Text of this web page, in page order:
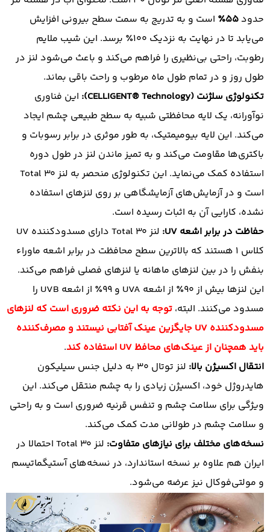
حدود۵۵٪
است و به تدریج به سمت سطح بیرونی افزایش
می‌یابد تا در نهایت به نزدیک ۱۰۰٪ برسد. این شیب ملایم
رطوبت، راحتی بی‌نظیری را فراهم می‌کند و باعث می‌شود لنز در
طول روز و در تمام طول ماه مرطوب و راحت باقی بماند.
تکنولوژی سلژنت (CELLIGENT® Technology):
این فناوری
نوآورانه، یک لایه محافظتی شبیه به سطح طبیعی چشم ایجاد
می‌کند. این لایه بیومیمتیک، به طور موثری در برابر رسوبات و
باکتری‌ها مقاومت می‌کند و به تمیز ماندن لنز در طول دوره
استفاده کمک می‌نماید. این تکنولوژی منحصر به لنز Total 30
است و در آزمایش‌های آزمایشگاهی بر روی لنزهای استفاده
نشده، کارایی آن به اثبات رسیده است.
حفاظت در برابر اشعه UV:
لنز Total 30 دارای مسدودکننده UV
کلاس ۱ هستند که بالاترین سطح محافظت در برابر اشعه ماوراء
بنفش را در بین لنزهای ماهانه یا لنزهای فصلی فراهم می‌کند.
این لنزها بیش از ۹۰٪ از اشعه UVA و ۹۹٪ از اشعه UVB را
مسدود می‌کنند. البته، توجه به این نکته ضروری است که لنزهای
مسدودکننده UV جایگزین عینک آفتابی نیستند و مصرف‌کننده
باید همچنان از عینک‌های محافظ UV استفاده کند
.
انتقال اکسیژن بالا:
لنز توتال 30 به دلیل جنس سیلیکون
هایدروژل خود، اکسیژن زیادی را به چشم منتقل می‌کند. این
ویژگی برای سلامت چشم و تنفس قرنیه ضروری است و به راحتی
و سلامت چشم در طولانی مدت کمک می‌کند.
نسخه‌های مختلف برای نیازهای متفاوت:
لنز Total 30 احتمالا در
ایران هم علاوه بر نسخه استاندارد، در نسخه‌های آستیگماتیسم
و مولتی‌فوکال نیز عرضه می‌شود.